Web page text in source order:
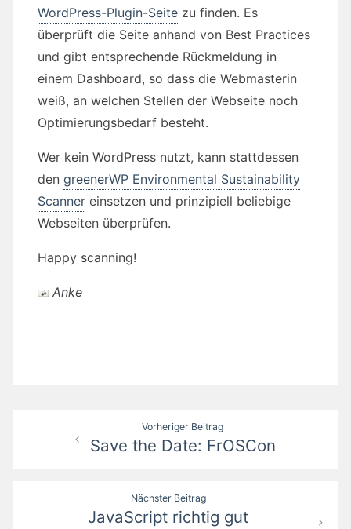
WordPress-Plugin-Seite zu finden. Es
überprüft die Seite anhand von Best Practices
und gibt entsprechende Rückmeldung in
einem Dashboard, so dass die Webmasterin
weiß, an welchen Stellen der Webseite noch
Optimierungsbedarf besteht.
Wer kein WordPress nutzt, kann stattdessen
den greenerWP Environmental Sustainability
Scanner einsetzen und prinzipiell beliebige
Webseiten überprüfen.
Happy scanning!
Anke
Beitragsnavigation
Vorheriger Beitrag
Save the Date: FrOSCon
Nächster Beitrag
JavaScript richtig gut